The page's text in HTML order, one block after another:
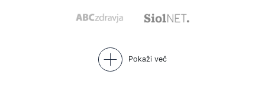
Pokaži več